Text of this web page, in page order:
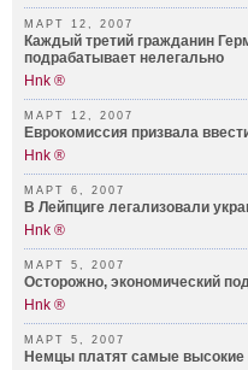
МАРТ 12, 2007
Каждый третий гражданин
подрабатывает нелегально
Hnk ®
МАРТ 12, 2007
Еврокомиссия призвала
Hnk ®
МАРТ 6, 2007
В Лейпциге легализовали
Hnk ®
МАРТ 5, 2007
Осторожно, экономический
Hnk ®
МАРТ 5, 2007
Немцы платят самые высокие